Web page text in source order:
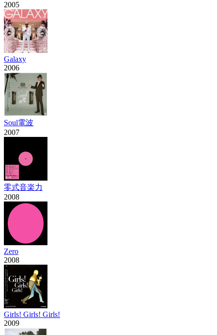
2005
Galaxy
2006
Soul電波
2007
零式音楽力
2008
Zero
2008
Girls! Girls! Girls!
2009